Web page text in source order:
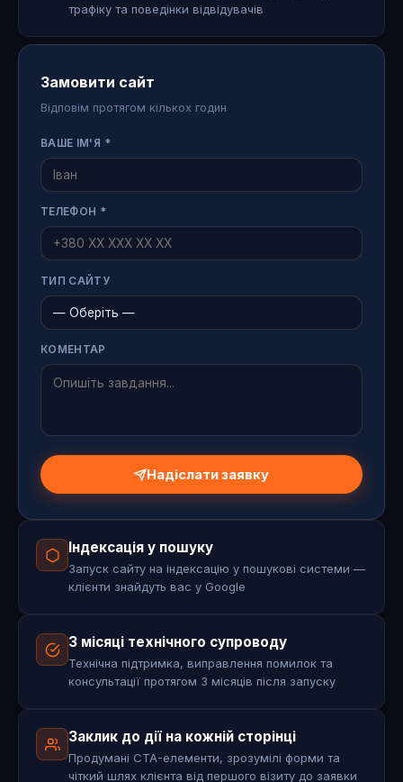
трафіку та поведінки відвідувачів
Замовити сайт
Відповім протягом кількох годин
ВАШЕ ІМ'Я *
ТЕЛЕФОН *
ТИП САЙТУ
КОМЕНТАР
Надіслати заявку
Індексація у пошуку
Запуск сайту на індексацію у пошукові системи —
клієнти знайдуть вас у Google
3 місяці технічного супроводу
Технічна підтримка, виправлення помилок та
консультації протягом 3 місяців після запуску
Заклик до дії на кожній сторінці
Продумані CTA-елементи, зрозумілі форми та
чіткий шлях клієнта від першого візиту до заявки